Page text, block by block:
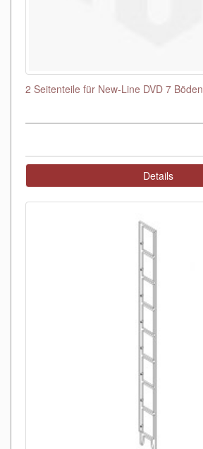
2 Seitenteile für New-Line DVD 7 Böden
Details